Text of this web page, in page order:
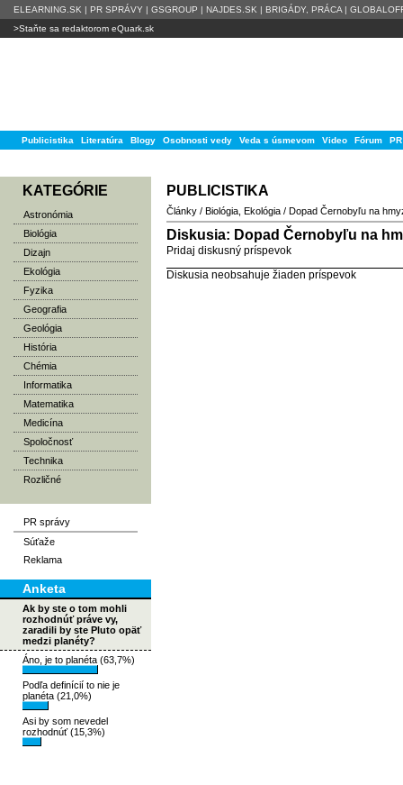
ELEARNING.SK | PR SPRÁVY | GSGROUP | NAJDES.SK | BRIGÁDY, PRÁCA |
>Staňte sa redaktorom eQuark.sk
Publicistika Literatúra Blogy Osobnosti vedy Veda s úsmevom Video Fórum
KATEGÓRIE
Astronómia
Biológia
Dizajn
Ekológia
Fyzika
Geografia
Geológia
História
Chémia
Informatika
Matematika
Medicína
Spoločnosť
Technika
Rozličné
PR správy
Súťaže
Reklama
Anketa
Ak by ste o tom mohli
rozhodnúť práve vy,
zaradili by ste Pluto opäť
medzi planéty?
Áno, je to planéta (63,7%)
Podľa definícií to nie je
planéta (21,0%)
Asi by som nevedel
rozhodnúť (15,3%)
PUBLICISTIKA
Články / Biológia Ekológia / Dopad Černobyľu na
Diskusia: Dopad Černobyľu na
Pridaj diskusný príspevok
Diskusia neobsahuje žiaden príspevok